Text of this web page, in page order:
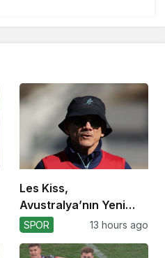
Les Kiss,
Avustralya’nın Yeni
Koçu Olarak Debüt
SPOR 13 hours ago